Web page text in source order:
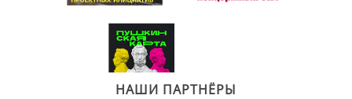
НАШИ ПАРТНЁРЫ